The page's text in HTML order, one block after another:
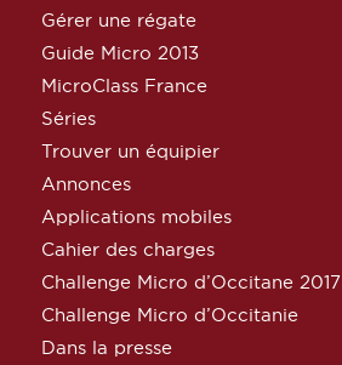
Gérer une régate
Guide Micro 2013
MicroClass France
Séries
Trouver un équipier
Annonces
Applications mobiles
Cahier des charges
Challenge Micro d’Occitane 2017
Challenge Micro d’Occitanie
Dans la presse